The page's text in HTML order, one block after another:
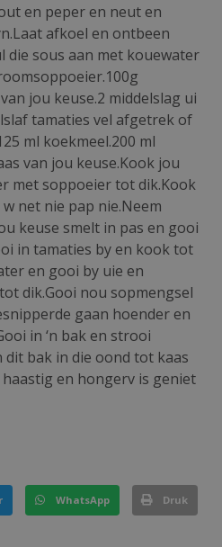
en peper en neut en
afkoel en ontbeen
die sous aan met kouewater
jou keuse.2 middelslag ui
tamaties vel afgetrek of
ml koekmeel.200 ml
van jou keuse.Kook jou
met soppoeier tot dik.Kook
net nie pap nie.Neem
keuse smelt in pas en gooi
in tamaties by en kook tot
en gooi by uie en
dik.Gooi nou sopmengsel
gaan hoender en
in ‘n bak en strooi
dit bak in die oond tot kaas
en hongerv is geniet
WhatsApp Druk